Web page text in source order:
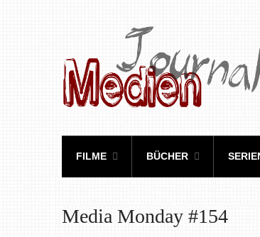
FILME BÜCHER
Media Monday #154